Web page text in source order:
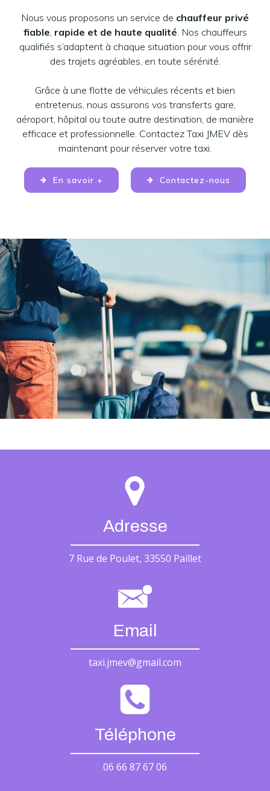
Nous vous proposons un service de chauffeur privé
fiable, rapide et de haute qualité. Nos chauffeurs
qualifiés s’adaptent à chaque situation pour vous offrir
des trajets agréables, en toute sérénité.
Grâce à une flotte de véhicules récents et bien
entretenus, nous assurons vos transferts gare,
aéroport, hôpital ou toute autre destination, de manière
efficace et professionnelle. Contactez Taxi JMEV dès
maintenant pour réserver votre taxi.
En savoir + Contactez-nous
Adresse
7 Rue de Poulet, 33550 Paillet
Email
taxi.jmev@gmail.com
Téléphone
06 66 87 67 06